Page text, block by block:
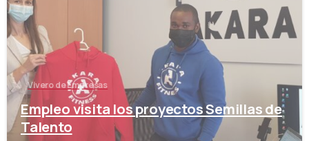
Vivero de Empresas
Empleo visita los proyectos Semillas de
Talento